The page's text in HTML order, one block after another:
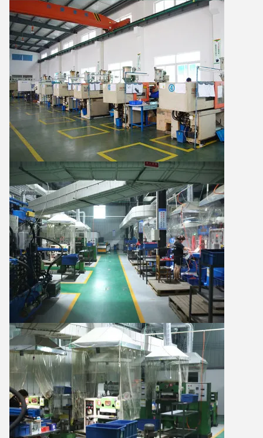
Laat een bericht achter
We bellen je snel terug!